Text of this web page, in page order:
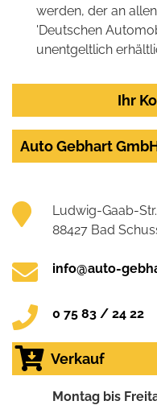
werden, der an
'Deutschen
unentgeltlich
Ihr
Auto Gebhart
Ludwig-Gaab-
88427 Bad
info@auto-
0 75 83 / 24 22
Verkauf
Montag bis